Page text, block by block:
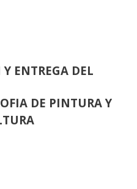
ENTREGA DEL
DE PINTURA Y